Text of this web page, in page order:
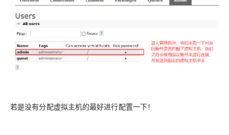
若是没有分配虚拟主机的最好进行配置一下！